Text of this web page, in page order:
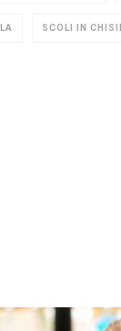
SCOLI IN